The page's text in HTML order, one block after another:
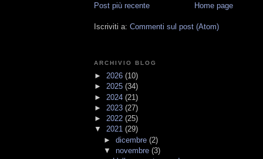
Post più recente
Home page
Iscriviti a: Commenti sul post (Atom)
ARCHIVIO BLOG
► 2026 (10)
► 2025 (34)
► 2024 (21)
► 2023 (27)
► 2022 (25)
▼ 2021 (29)
► dicembre (2)
▼ novembre (3)